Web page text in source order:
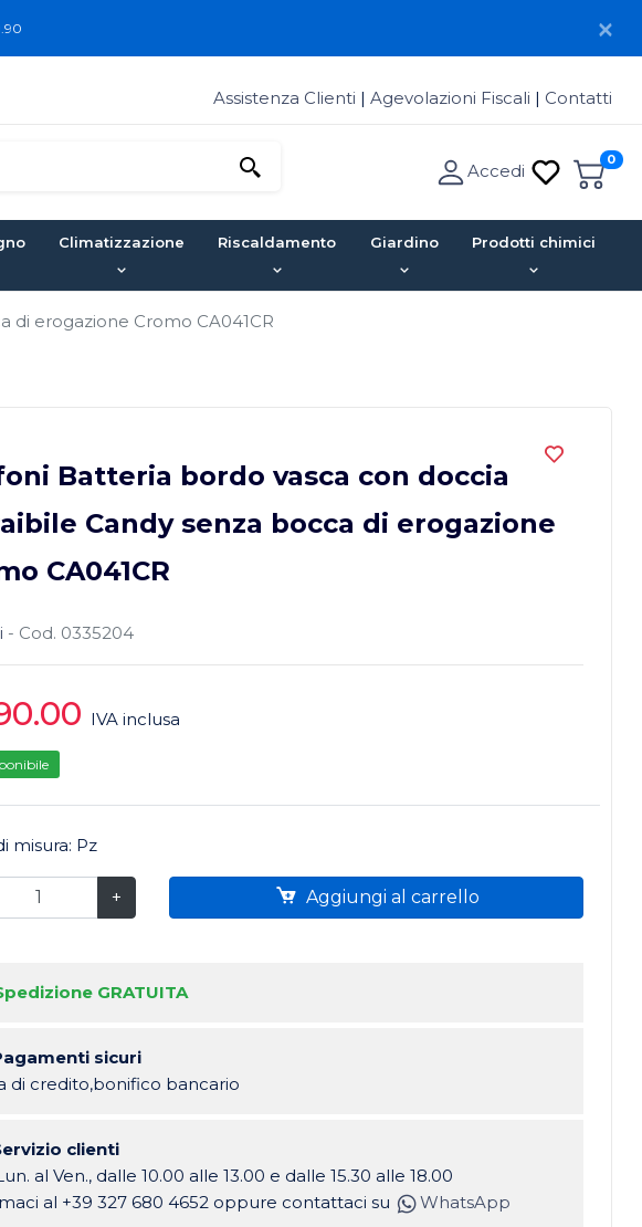
Assistenza Clienti | Agevolazioni Fiscali | Contatti
0
Accedi
Climatizzazione Riscaldamento Giardino Prodotti chimici
di erogazione Cromo CA041CR
Batteria bordo vasca con doccia
Candy senza bocca di erogazione
CA041CR
- Cod. 0335204
IVA inclusa
misura: Pz
+ Aggiungi al carrello
GRATUITA
sicuri
di credito,bonifico bancario
clienti
al Ven., dalle 10.00 alle 13.00 e dalle 15.30 alle 18.00
al +39 327 680 4652 oppure contattaci su
WhatsApp